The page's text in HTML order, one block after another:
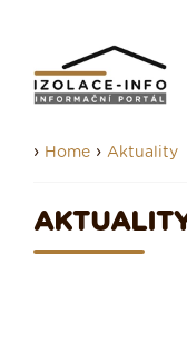
› Home › Aktuality